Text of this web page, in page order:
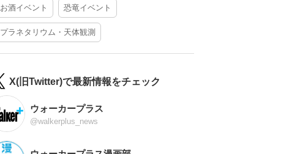
お酒イベント 恐竜イベント
プラネタリウム・天体観測
X(旧Twitter)で最新情報をチェック
ウォーカープラス
@walkerplus_news